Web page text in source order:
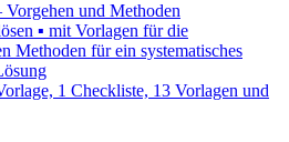
Vorgehen und Methoden
▪ mit Vorlagen für die
Methoden für ein systematisches
1 Checkliste, 13 Vorlagen und